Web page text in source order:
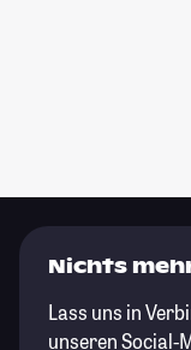
Nichts
Lass uns in
unseren Social-